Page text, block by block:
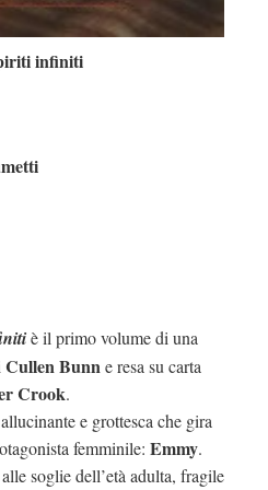
infiniti
è il primo volume di una
Cullen Bunne resa su carta
Crook.
e grottesca che gira
femminile: Emmy.
soglie dell’età adulta, fragile